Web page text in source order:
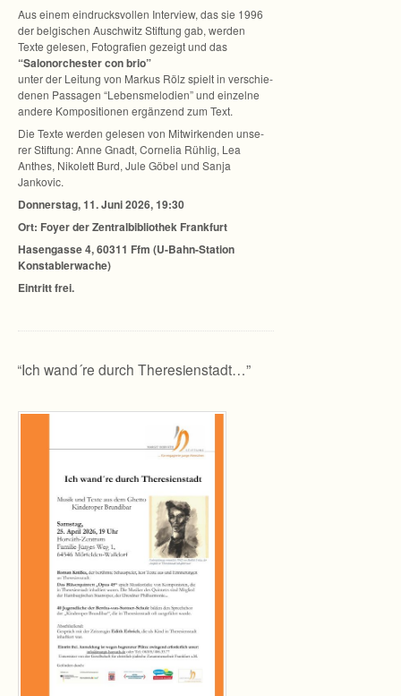
Aus einem ein­drucks­vol­len Inter­view, das sie 1996
der bel­gi­schen Ausch­witz Stif­tung gab, wer­den
Texte gele­sen, Foto­gra­fien gezeigt und das
“Salon­or­ches­ter con brio”
unter der Lei­tung von Mar­kus Rölz spielt in ver­schie­
de­nen Pas­sa­gen “Lebens­me­lo­dien” und ein­zelne
andere Kom­po­si­tio­nen ergän­zend zum Text.
Die Texte wer­den gele­sen von Mit­wir­ken­den unse­
rer Stif­tung: Anne Gnadt, Cor­ne­lia Rüh­lig, Lea
Anthes, Niko­lett Burd, Jule Göbel und Sanja
Jankovic.
Don­ners­tag, 11. Juni 2026, 19:30
Ort: Foyer der Zen­tral­bi­blio­thek Frankfurt
Hasen­gasse 4, 60311 Ffm (U-Bahn-Station
Konstablerwache)
Ein­tritt frei.
“Ich wand´re durch Theresienstadt…”